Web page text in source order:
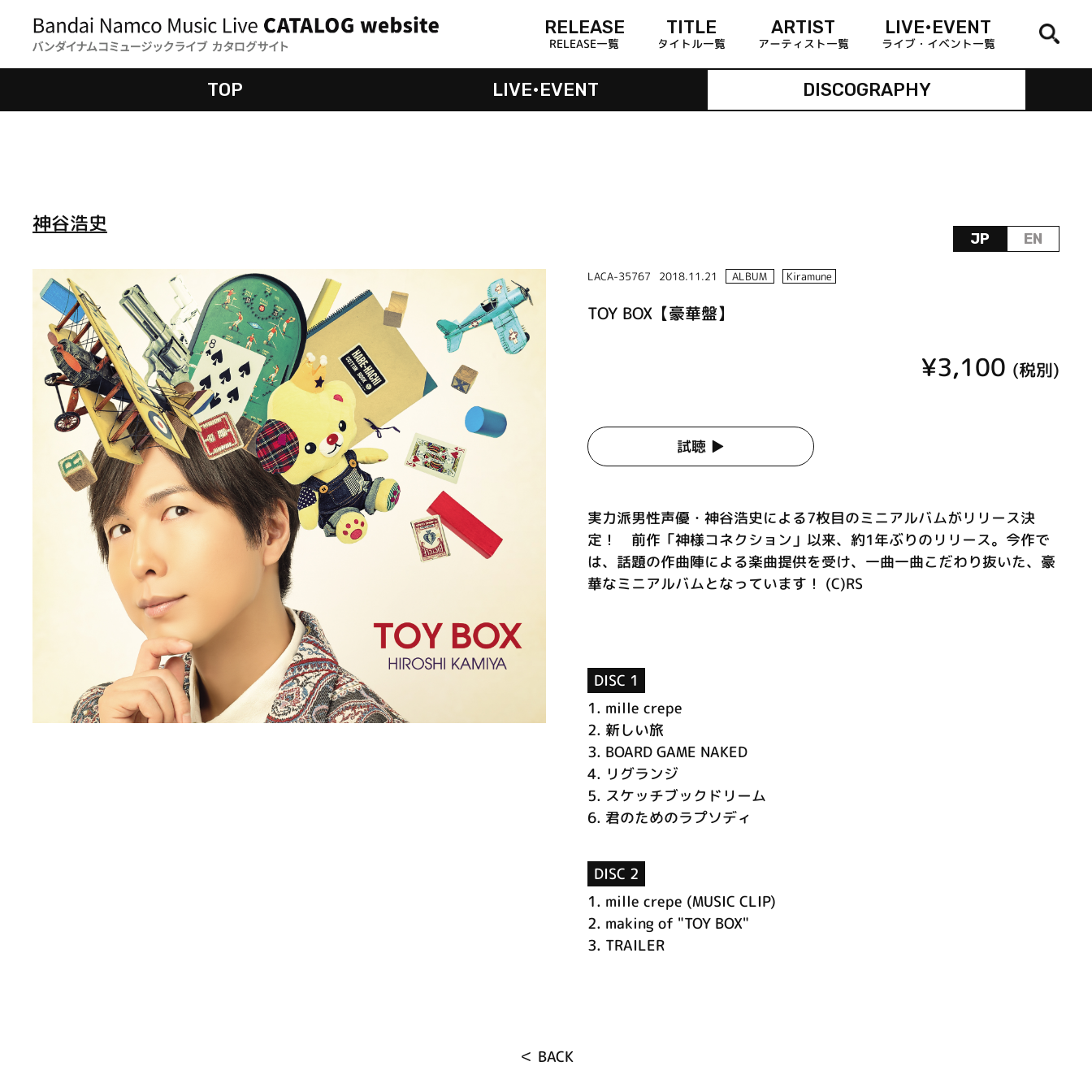
RELEASE
RELEASE一覧
TITLE
タイトル一覧
ARTIST
アーティスト一覧
LIVE•EVENT
ライブ・イベント一覧
TOP LIVE•EVENT DISCOGRAPHY
JP EN
神谷浩史
LACA-35767 2018.11.21 ALBUM Kiramune
TOY BOX【豪華盤】
¥3,100 (税別)
試聴 ▶︎
実力派男性声優・神谷浩史による7枚目のミニアルバムがリリース決
定！ 前作「神様コネクション」以来、約1年ぶりのリリース。今作で
は、話題の作曲陣による楽曲提供を受け、一曲一曲こだわり抜いた、豪
華なミニアルバムとなっています！ (C)RS
DISC 1
1. mille crepe
2. 新しい旅
3. BOARD GAME NAKED
4. リグランジ
5. スケッチブックドリーム
6. 君のためのラプソディ
DISC 2
1. mille crepe (MUSIC CLIP)
2. making of "TOY BOX"
3. TRAILER
＜ BACK